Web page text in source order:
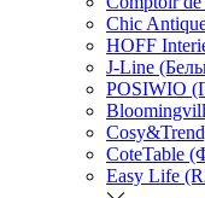
Chic
HOFF
J-Line
POSIWIO
CoteTable
Easy Life